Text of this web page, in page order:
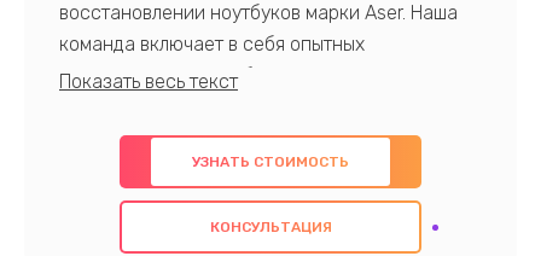
восстановлении ноутбуков марки Aser. Наша
команда включает в себя опытных
профессионалов с обширными знаниями и
предлагаем быстрый и качественный ремонт с
использованием оригинальных компонентов, а
также гарантируем качество всех
проведенных работ. Наша цель - предоставить
УЗНАТЬ СТОИМОСТЬ
КОНСУЛЬТАЦИЯ